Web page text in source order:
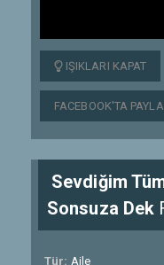
IŞIKLARI KAPAT
FACEBOOK'TA
Sevdiğim
Sonsuza Dek
Tür: Aile